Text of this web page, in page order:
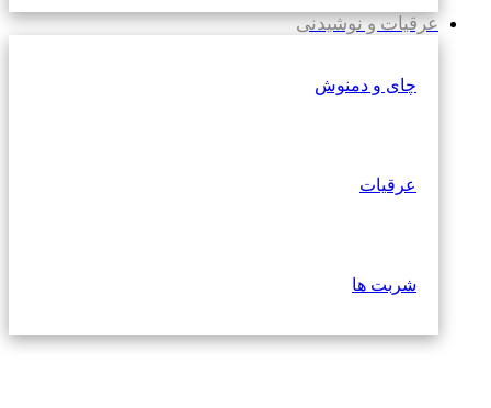
عرقیات و نوشیدنی
چای و دمنوش
عرقیات
شربت ها